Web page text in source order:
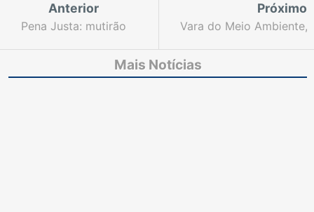
Anterior
Pena Justa: mutirão
processos criminais até
o fim do mês
Próximo
Vara do Meio Ambiente,
Ambiente do TJCE
Mais Notícias